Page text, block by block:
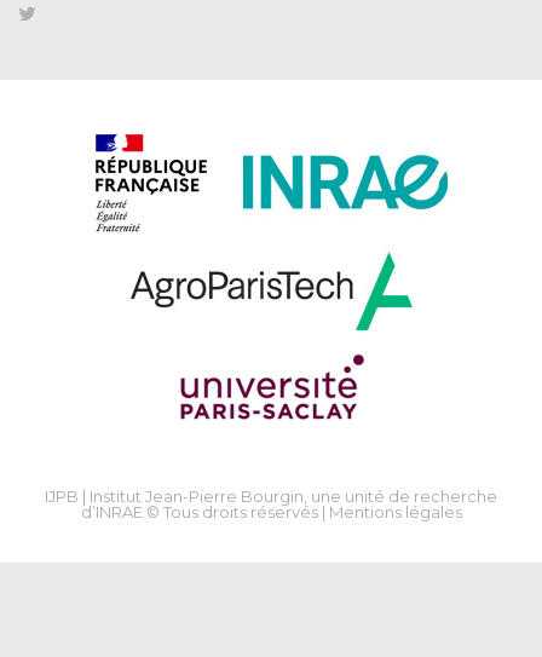
IJPB | Institut Jean-Pierre Bourgin, une unité de recherche
d’INRAE © Tous droits réservés | Mentions légales